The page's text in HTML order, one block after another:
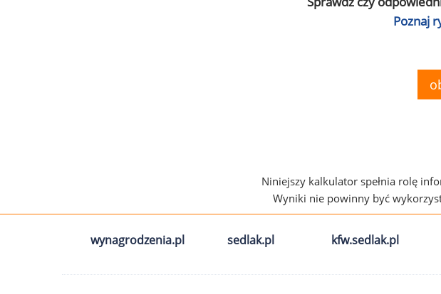
Poznaj
Niniejszy kalkulator spełnia rolę
Wyniki nie powinny być
wynagrodzenia.pl sedlak.pl kfw.sedlak.pl